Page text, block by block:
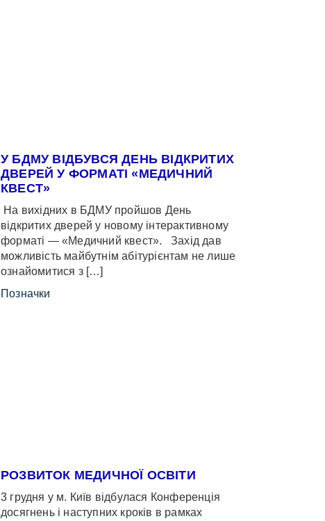
У БДМУ ВІДБУВСЯ ДЕНЬ ВІДКРИТИХ
ДВЕРЕЙ У ФОРМАТІ «МЕДИЧНИЙ
КВЕСТ»
На вихідних в БДМУ пройшов День
відкритих дверей у новому інтерактивному
форматі — «Медичний квест». Захід дав
можливість майбутнім абітурієнтам не лише
ознайомитися з […]
Позначки
РОЗВИТОК МЕДИЧНОЇ ОСВІТИ
3 грудня у м. Київ відбулася Конференція
досягнень і наступних кроків в рамках